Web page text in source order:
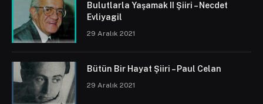
Bulutlarla Yaşamak II Şiiri – Necdet
Evliyagil
29 Aralık 2021
Bütün Bir Hayat Şiiri – Paul Celan
29 Aralık 2021